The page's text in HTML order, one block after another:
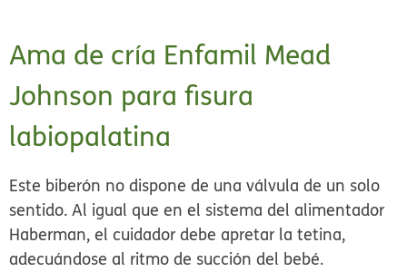
Ama de cría Enfamil Mead
Johnson para fisura
labiopalatina
Este biberón no dispone de una válvula de un solo
sentido. Al igual que en el sistema del alimentador
Haberman, el cuidador debe apretar la tetina,
adecuándose al ritmo de succión del bebé.